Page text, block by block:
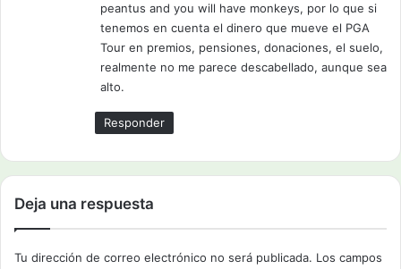
peantus and you will have monkeys, por lo que si
tenemos en cuenta el dinero que mueve el PGA
Tour en premios, pensiones, donaciones, el suelo,
realmente no me parece descabellado, aunque sea
alto.
Responder
Deja una respuesta
Tu dirección de correo electrónico no será publicada. Los campos